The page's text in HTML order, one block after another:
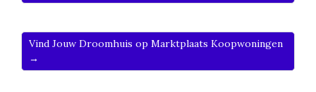
Vind Jouw Droomhuis op Marktplaats Koopwoningen
→